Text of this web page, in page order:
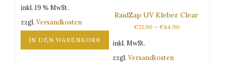
inkl. 19 % MwSt.
zzgl. Versandkosten
IN DEN WARENKORB
RaidZap UV Kleber Clear
€21,90 – €44,90
inkl. MwSt.
zzgl.Versandkosten